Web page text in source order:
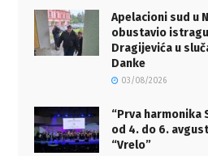
Apelacioni sud u
obustavio
Dragijevića u
Danke
03/08/2026
“Prva harmonika
od 4. do 6.
“Vrelo”